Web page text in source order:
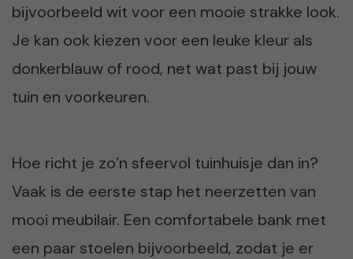
bijvoorbeeld wit voor een mooie strakke look.
Je kan ook kiezen voor een leuke kleur als
donkerblauw of rood, net wat past bij jouw
tuin en voorkeuren.
Hoe richt je zo’n sfeervol tuinhuisje dan in?
Vaak is de eerste stap het neerzetten van
mooi meubilair. Een comfortabele bank met
een paar stoelen bijvoorbeeld, zodat je er